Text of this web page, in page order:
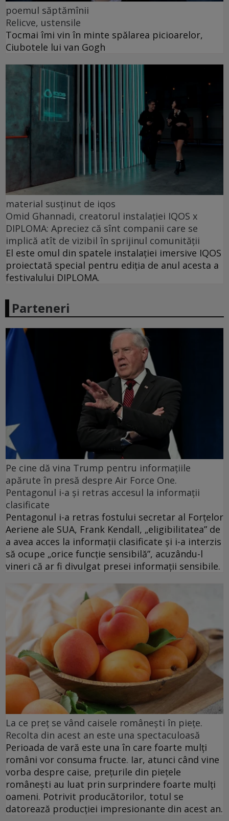
poemul săptămînii
Relicve, ustensile
Tocmai îmi vin în minte spălarea picioarelor,
Ciubotele lui van Gogh
material susținut de iqos
Omid Ghannadi, creatorul instalației IQOS x
DIPLOMA: Apreciez că sînt companii care se
implică atît de vizibil în sprijinul comunității
El este omul din spatele instalației imersive IQOS
proiectată special pentru ediția de anul acesta a
festivalului DIPLOMA.
Parteneri
Pe cine dă vina Trump pentru informațiile
apărute în presă despre Air Force One.
Pentagonul i-a și retras accesul la informații
clasificate
Pentagonul i-a retras fostului secretar al Forțelor
Aeriene ale SUA, Frank Kendall, „eligibilitatea” de
a avea acces la informații clasificate și i-a interzis
să ocupe „orice funcție sensibilă”, acuzându-l
vineri că ar fi divulgat presei informații sensibile.
La ce preț se vând caisele românești în piețe.
Recolta din acest an este una spectaculoasă
Perioada de vară este una în care foarte mulți
români vor consuma fructe. Iar, atunci când vine
vorba despre caise, prețurile din piețele
românești au luat prin surprindere foarte mulți
oameni. Potrivit producătorilor, totul se
datorează producției impresionante din acest an.